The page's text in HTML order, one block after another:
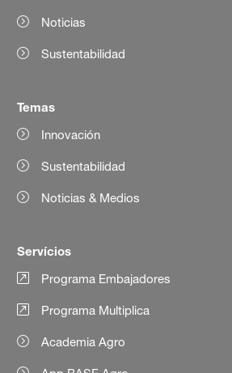
Noticias
Sustentabilidad
Temas
Innovación
Sustentabilidad
Noticias & Medios
Servícios
Programa Embajadores
Programa Multiplica
Academia Agro